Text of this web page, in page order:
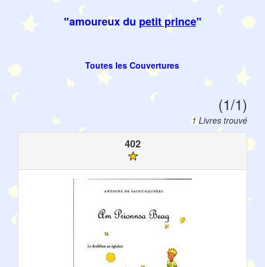
"amoureux du petit prince"
Toutes les Couvertures
(1/1)
1 Livres trouvé
402